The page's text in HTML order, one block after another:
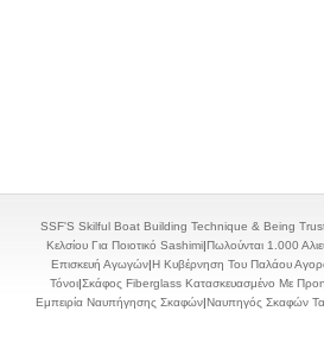
SSF'S Skilful Boat Building Technique & Being
Κελσίου Για Ποιοτικό Sashimi|Πωλούνται 1.000
Επισκευή Αγωγών|Η Κυβέρνηση Του Παλάου
Τόνοι|Σκάφος Fiberglass Κατασκευασμένο Με
Εμπειρία Ναυπήγησης Σκαφών|Ναυπηγός Σκαφών